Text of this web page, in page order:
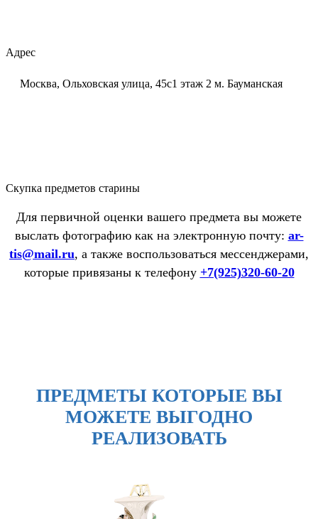
Адрес
Москва, Ольховская улица, 45с1 этаж 2 м. Бауманская
Скупка предметов старины
Для первичной оценки вашего предмета вы можете
выслать фотографию как на электронную почту: ar-
tis@mail.ru, а также воспользоваться мессенджерами,
которые привязаны к телефону +7(925)320-60-20
ПРЕДМЕТЫ КОТОРЫЕ ВЫ
МОЖЕТЕ ВЫГОДНО
РЕАЛИЗОВАТЬ